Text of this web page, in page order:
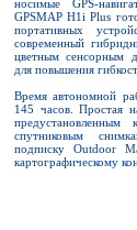
носимые GPS-
GPSMAP H1i Plus
портативных
современный
цветным сенсорным
для повышения
Время автономной
145 часов. Простая
спутниковым
подписку Outdoor
картографическому